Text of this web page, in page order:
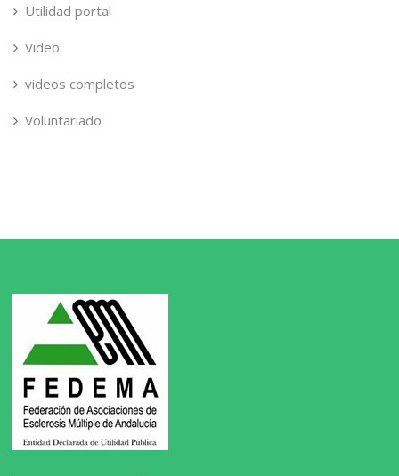
Utilidad portal
Video
videos completos
Voluntariado